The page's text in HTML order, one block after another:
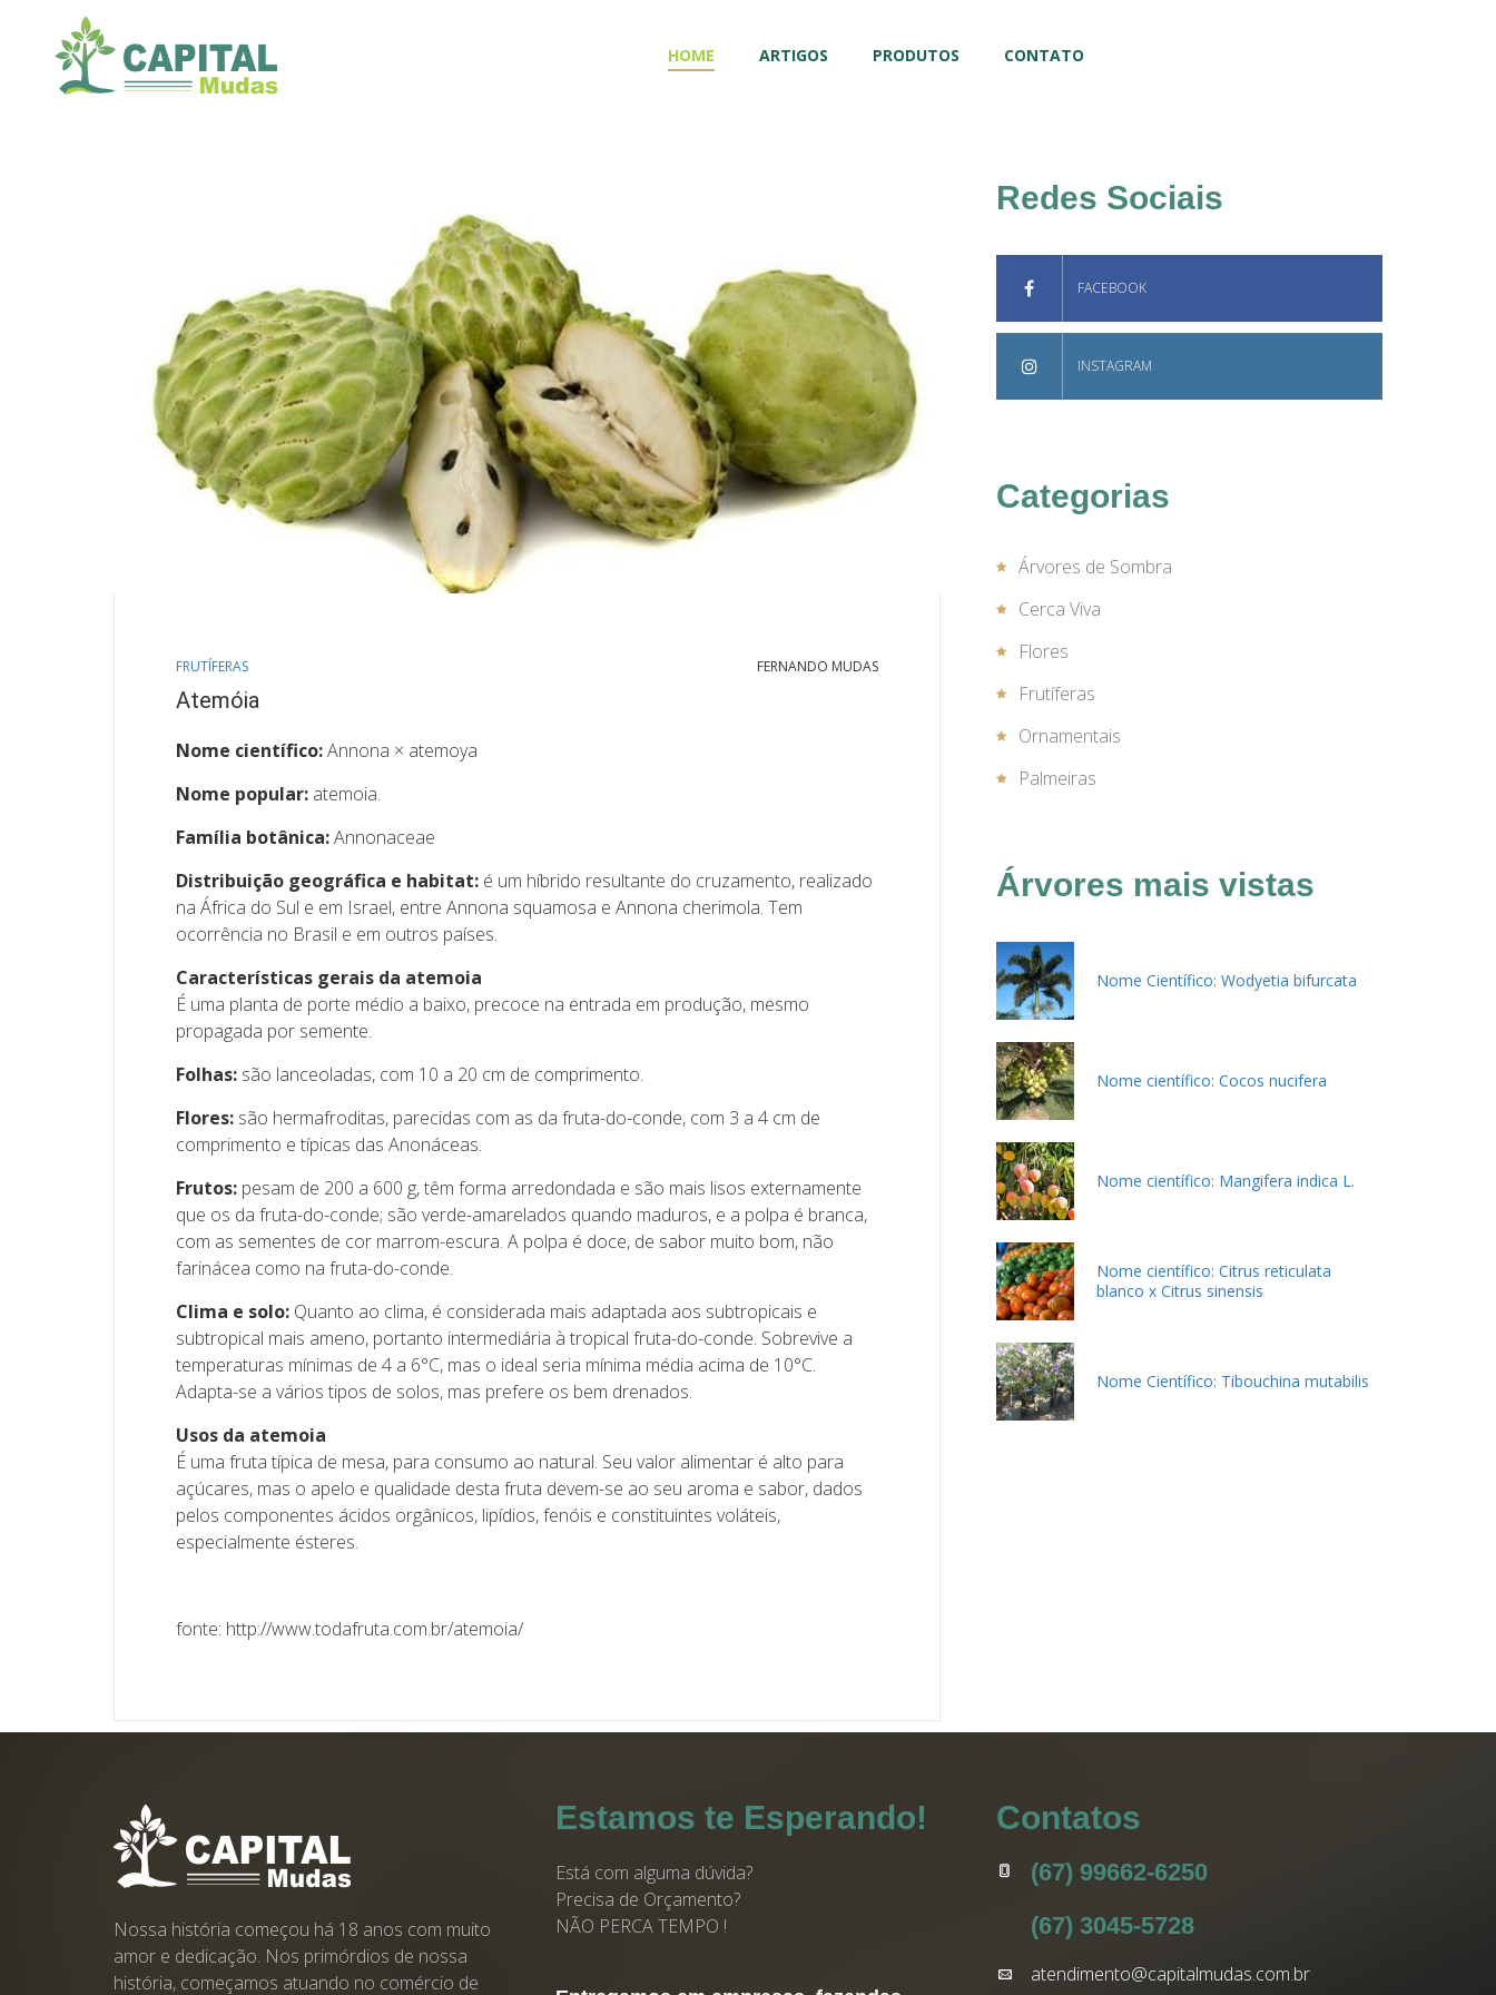
HOME ARTIGOS PRODUTOS CONTATO
FRUTÍFERAS FERNANDO MUDAS
Atemóia
Nome científico:Annona × atemoya
Nome popular: atemoia.
Família botânica:Annonaceae
Distribuição geográfica e habitat: é um híbrido resultante do cruzamento, realizado
na África do Sul e em Israel, entre Annona squamosa e Annona cherimola. Tem
ocorrência no Brasil e em outros países.
Características gerais da atemoia
É uma planta de porte médio a baixo, precoce na entrada em produção, mesmo
propagada por semente.
Folhas: são lanceoladas, com 10 a 20 cm de comprimento.
Flores: são hermafroditas, parecidas com as da fruta-do-conde, com 3 a 4 cm de
comprimento e típicas das Anonáceas.
Frutos: pesam de 200 a 600 g, têm forma arredondada e são mais lisos externamente
que os da fruta-do-conde; são verde-amarelados quando maduros, e a polpa é branca,
com as sementes de cor marrom-escura. A polpa é doce, de sabor muito bom, não
farinácea como na fruta-do-conde.
Clima e solo: Quanto ao clima, é considerada mais adaptada aos subtropicais e
subtropical mais ameno, portanto intermediária à tropical fruta-do-conde. Sobrevive a
temperaturas mínimas de 4 a 6°C, mas o ideal seria mínima média acima de 10°C.
Adapta-se a vários tipos de solos, mas prefere os bem drenados.
Usos da atemoia
É uma fruta típica de mesa, para consumo ao natural. Seu valor alimentar é alto para
açúcares, mas o apelo e qualidade desta fruta devem-se ao seu aroma e sabor, dados
pelos componentes ácidos orgânicos, lipídios, fenóis e constituintes voláteis,
especialmente ésteres.
fonte: http://www.todafruta.com.br/atemoia/
Redes Sociais
FACEBOOK
INSTAGRAM
Categorias
Árvores de Sombra
Cerca Viva
Flores
Frutíferas
Ornamentais
Palmeiras
Árvores mais vistas
Nome Científico: Wodyetia bifurcata
Nome científico: Cocos nucifera
Nome científico: Mangifera indica L.
Nome científico: Citrus reticulata
blanco x Citrus sinensis
Nome Científico: Tibouchina mutabilis
Nossa história começou há 18 anos com muito
amor e dedicação. Nos primórdios de nossa
história, começamos atuando no comércio de
Estamos te Esperando!
Está com alguma dúvida?
Precisa de Orçamento?
NÃO PERCA TEMPO !
Contatos
(67) 99662-6250
(67) 3045-5728
atendimento@capitalmudas.com.br